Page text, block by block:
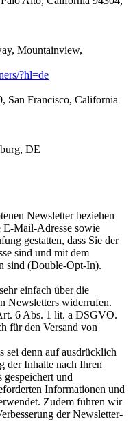
Mountainview,
?hl=de
San Francisco, California
DE
Newsletter beziehen
E-Mail-Adresse sowie
gestatten, dass Sie der
sind und mit dem
sind (Double-Opt-In).
einfach über die
Newsletters widerrufen.
6 Abs. 1 lit. a DSGVO.
für den Versand von
sei denn auf ausdrücklich
der Inhalte nach Ihren
gespeichert und
Informationen und
Zudem führen wir
der Newsletter-